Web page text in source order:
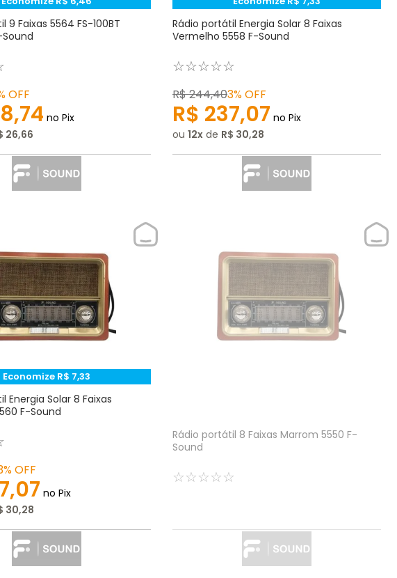
9 Faixas 5564 FS-100BT
OFF
,74 no Pix
26,66
Rádio portátil Energia Solar 8 Faixas
Vermelho 5558 F-Sound
☆☆☆☆☆
R$244,403%OFF
R$ 237,07 no Pix
ou 12 de R$ 30,28
Economize R$ 7,33
Energia Solar 8 Faixas
F-Sound
OFF
,07 no Pix
30,28
Rádio portátil 8 Faixas Marrom 5550 F-
Sound
☆☆☆☆☆